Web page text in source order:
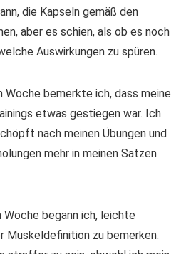
die Kapseln gemäß den
aber es schien, als ob es noch
Auswirkungen zu spüren.
Woche bemerkte ich, dass meine
etwas gestiegen war. Ich
nach meinen Übungen und
mehr in meinen Sätzen
begann ich, leichte
Muskeldefinition zu bemerken.